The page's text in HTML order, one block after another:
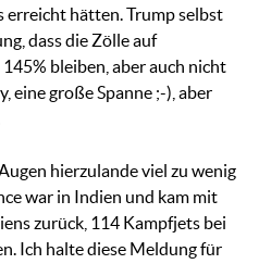
hätten. Trump selbst
dass die Zölle auf
bleiben, aber auch nicht
eine große Spanne ;-), aber
hierzulande viel zu wenig
war in Indien und kam mit
zurück, 114 Kampfjets bei
Ich halte diese Meldung für